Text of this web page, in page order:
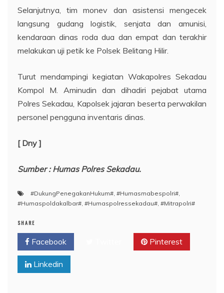
Selanjutnya, tim monev dan asistensi mengecek
langsung gudang logistik, senjata dan amunisi,
kendaraan dinas roda dua dan empat dan terakhir
melakukan uji petik ke Polsek Belitang Hilir.
Turut mendampingi kegiatan Wakapolres Sekadau
Kompol M. Aminudin dan dihadiri pejabat utama
Polres Sekadau, Kapolsek jajaran beserta perwakilan
personel pengguna inventaris dinas.
[ Dny ]
Sumber : Humas Polres Sekadau.
#DukungPenegakanHukum# #Humasmabespolri#
#Humaspoldakalbar# #Humaspolressekadau# #Mitrapolri#
SHARE
Facebook Pinterest
Linkedin